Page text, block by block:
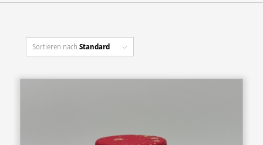
Sortieren nach Standard